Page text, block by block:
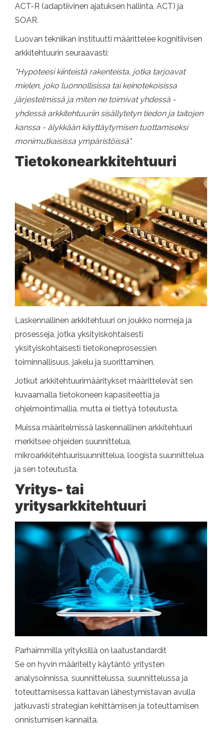
ACT-R (adaptiivinen ajatuksen hallinta, ACT) ja
SOAR.
Luovan tekniikan instituutti määrittelee kognitiivisen
arkkitehtuurin seuraavasti:
"Hypoteesi kiinteistä rakenteista, jotka tarjoavat
mielen, joko luonnollisissa tai keinotekoisissa
järjestelmissä ja miten ne toimivat yhdessä -
yhdessä arkkitehtuuriin sisällytetyn tiedon ja taitojen
kanssa - älykkään käyttäytymisen tuottamiseksi
monimutkaisissa ympäristöissä".
Tietokonearkkitehtuuri
Laskennallinen arkkitehtuuri on joukko normeja ja
prosesseja, jotka yksityiskohtaisesti
yksityiskohtaisesti tietokoneprosessien
toiminnallisuus, jakelu ja suorittaminen.
Jotkut arkkitehtuurimääritykset määrittelevät sen
kuvaamalla tietokoneen kapasiteettia ja
ohjelmointimallia, mutta ei tiettyä toteutusta.
Muissa määritelmissä laskennallinen arkkitehtuuri
merkitsee ohjeiden suunnittelua,
mikroarkkitehtuurisuunnittelua, loogista suunnittelua
ja sen toteutusta.
Yritys- tai
yritysarkkitehtuuri
Parhaimmilla yrityksillä on laatustandardit
Se on hyvin määritelty käytäntö yritysten
analysoinnissa, suunnittelussa, suunnittelussa ja
toteuttamisessa kattavan lähestymistavan avulla
jatkuvasti strategian kehittämisen ja toteuttamisen
onnistumisen kannalta.